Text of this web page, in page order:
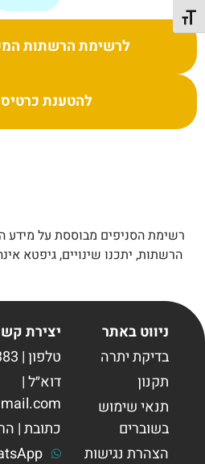
מתג גודל גופן
לרשימת הרשתות
להטענת
רשימת הסניפים מבוססת על מידע
הרשתות, יתכנו שינויים, גיפטא
ניווט באתר
בדיקת יתרה
תקנון
תנאי שימוש
בשוברים
הצהרת נגישות
יצירת
טלפון | 077-5717383
דוא״ל |
כתובת | הרב